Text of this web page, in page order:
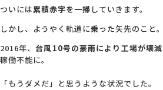
ついには累積赤字を一掃 していきます。
しかし、ようやく軌道に乗った矢先のこと。
2016年、台風10号の豪雨により工場が壊
稼働不能に。
「もうダメだ」と思うような状況でした。